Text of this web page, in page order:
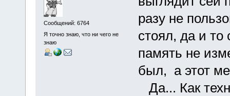
Сообщений: 6764
Я точно знаю, что ни чего не
знаю
разу не
стоял, да и
память не
был, а этот
Да... Как